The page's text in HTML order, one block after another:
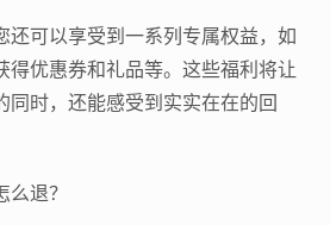
还可以享受到一系列专属权益，如
得优惠券和礼品等。这些福利将让
同时，还能感受到实实在在的回
退？